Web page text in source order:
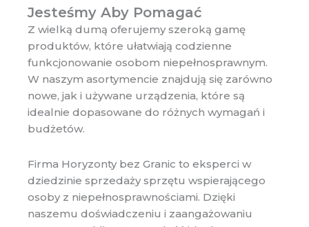
Jesteśmy Aby Pomagać
Z wielką dumą oferujemy szeroką gamę
produktów, które ułatwiają codzienne
funkcjonowanie osobom niepełnosprawnym.
W naszym asortymencie znajdują się zarówno
nowe, jak i używane urządzenia, które są
idealnie dopasowane do różnych wymagań i
budżetów.
Firma Horyzonty bez Granic to eksperci w
dziedzinie sprzedaży sprzętu wspierającego
osoby z niepełnosprawnościami. Dzięki
naszemu doświadczeniu i zaangażowaniu